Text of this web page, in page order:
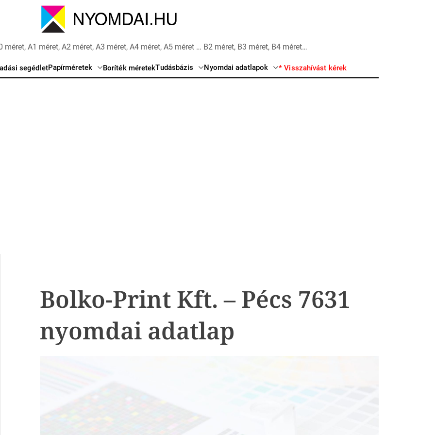
A1 méret, A2 méret, A3 méret, A4 méret, A5 méret … B2 méret, B3 méret, B4 méret…
segédletPapírméretek Boríték méretekTudásbázis Nyomdai adatlapok * Visszahívást kérek
Bolko-Print Kft. – Pécs 7631
nyomdai adatlap